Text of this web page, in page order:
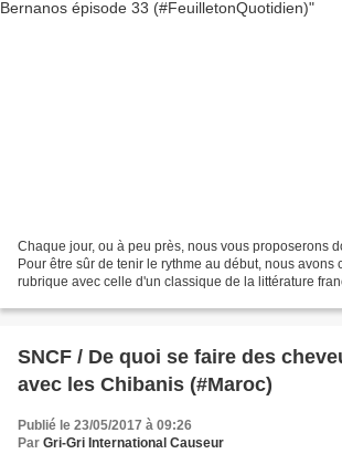
Chaque jour, ou à peu près, nous vous proposerons
Pour être sûr de tenir le rythme au début, nous avons
rubrique avec celle d'un classique de la littérature
SNCF / De quoi se faire des
avec les Chibanis (#Maroc)
Publié le 23/05/2017 à 09:26
Par Gri-Gri International Causeur